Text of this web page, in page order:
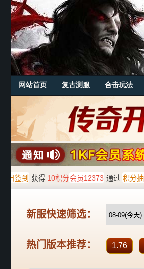
网站首页 复古测服 合击玩法